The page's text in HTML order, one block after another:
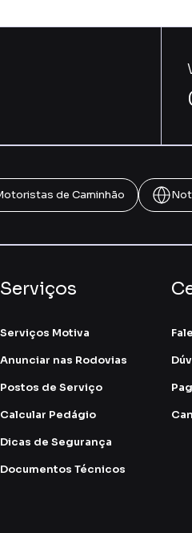
de Caminhão
Serviços
Serviços Motiva
Anunciar nas Rodovias
Postos de Serviço
Calcular Pedágio
Dicas de Segurança
Documentos Técnicos